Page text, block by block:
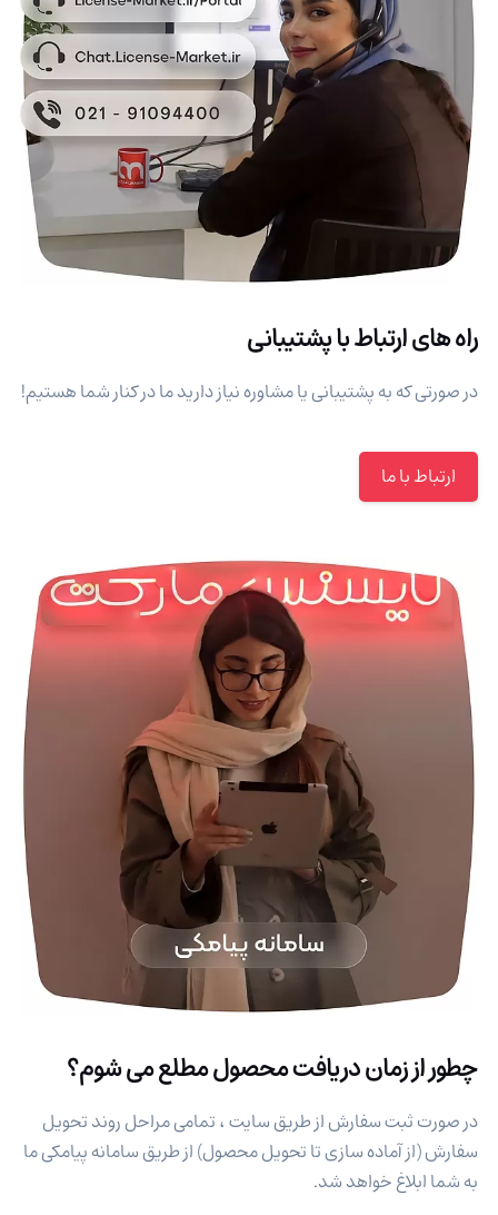
راه های ارتباط با پشتیبانی
در صورتی که به پشتیبانی یا مشاوره نیاز دارید ما در کنار شما هستیم!
ارتباط با ما
چطور از زمان دریافت محصول مطلع می شوم؟
در صورت ثبت سفارش از طریق سایت ، تمامی مراحل روند تحویل
سفارش (از آماده سازی تا تحویل محصول) از طریق سامانه پیامکی ما
به شما ابلاغ خواهد شد.